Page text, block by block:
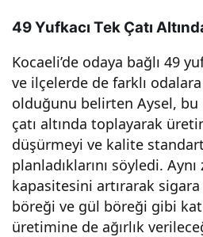
49 Yufkacı Tek Çatı
Kocaeli’de odaya bağlı 49
ve ilçelerde de farklı odalara
olduğunu belirten Aysel,
çatı altında toplayarak
düşürmeyi ve kalite
planladıklarını söyledi.
kapasitesini artırarak
böreği ve gül böreği gibi
üretimine de ağırlık